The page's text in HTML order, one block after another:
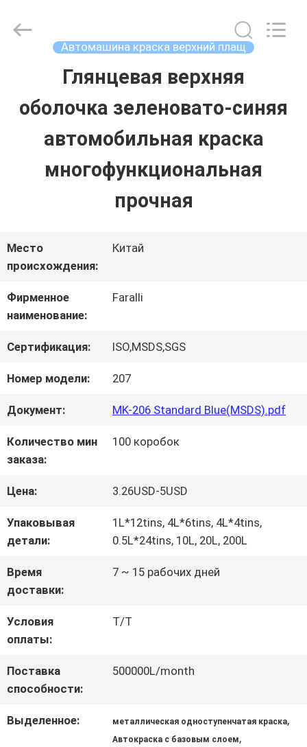
ГЛАВНАЯ
СТРАНИЦА
ПРОДУКЦИЯ
О
КОМПАНИИ
НАША
ФАБРИКА
КАЧЕСТВА
ДАННЫЕ
НОВОСТИ
ОТПРАВИТЬ
ЗАПРОС
КАРТА
Chemical
Автомашина краска верхний плащ
Глянцевая верхняя
оболочка зеленовато-синяя
автомобильная краска
многофункциональная
прочная
Место
происхождения:
Китай
Фирменное
наименование:
Faralli
Сертификация: ISO,MSDS,SGS
Номер модели: 207
Документ: MK-206 Standard Blue(MSDS).pdf
Количество мин
заказа:
100 коробок
Цена: 3.26USD-5USD
Упаковывая
детали:
1L*12tins, 4L*6tins, 4L*4tins,
0.5L*24tins, 10L, 20L, 200L
Время
доставки:
7 ~ 15 рабочих дней
Условия
оплаты:
T/T
Поставка
способности:
500000L/month
Выделенное: металлическая одноступенчатая краска,
Автокраска с базовым слоем,